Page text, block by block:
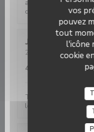
vos
pouvez
tout
l'icône
cookie
ans a apprécié les
d'agneau)
Jean baptiste P
2026-08-05- 19:45 -
/5 Ambiance
4
Très bien prix
le service était